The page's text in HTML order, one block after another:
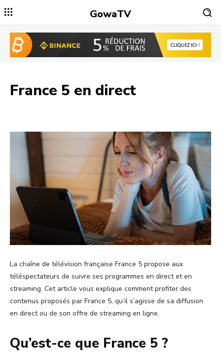
GowaTV
France 5 en direct
La chaîne de télévision française France 5 propose aux
téléspectateurs de suivre ses programmes en direct et en
streaming. Cet article vous explique comment profiter des
contenus proposés par France 5, qu’il s’agisse de sa diffusion
en direct ou de son offre de streaming en ligne.
Qu’est-ce que France 5 ?